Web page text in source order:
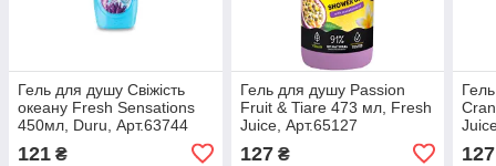
Гель для душу Свіжість
океану Fresh Sensations
450мл, Duru, Арт.63744
121 ₴
Гель для душу Passion
Fruit & Tiare 473 мл, Fresh
Juice, Арт.65127
127₴ 127